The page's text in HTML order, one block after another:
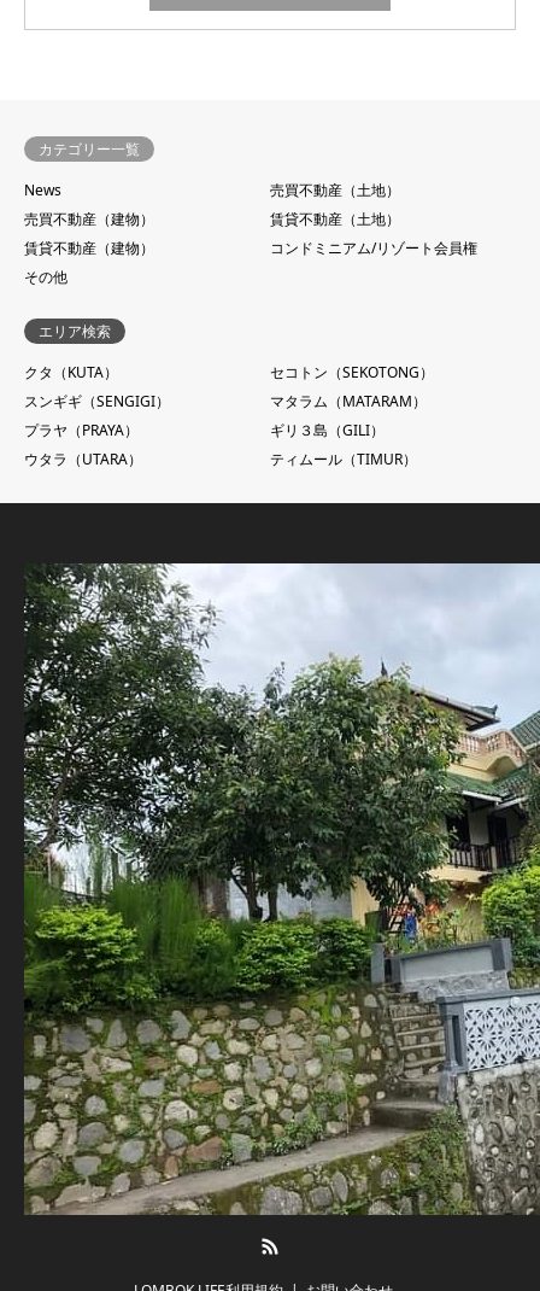
カテゴリー一覧
News
売買不動産（土地）
売買不動産（建物）
賃貸不動産（土地）
賃貸不動産（建物）
コンドミニアム/リゾート会員権
その他
エリア検索
クタ（KUTA）
セコトン（SEKOTONG）
スンギギ（SENGIGI）
マタラム（MATARAM）
プラヤ（PRAYA）
ギリ３島（GILI）
ウタラ（UTARA）
ティムール（TIMUR）